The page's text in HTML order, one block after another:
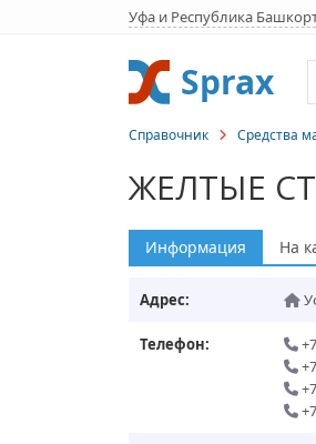
Уфа и Республика
Sprax
Справочник Средства
ЖЕЛТЫЕ
Информация На
Адрес:
Телефон: